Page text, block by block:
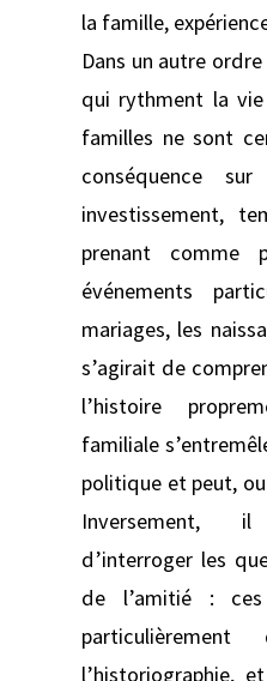
la famille,
Dans un autre
qui rythment la
familles ne sont
conséquence
investissement,
prenant comme
événements
mariages, les
s’agirait de
l’histoire
familiale
politique et peut,
Inversement,
d’interroger les
de l’amitié :
particulièrement
l’historiographie,